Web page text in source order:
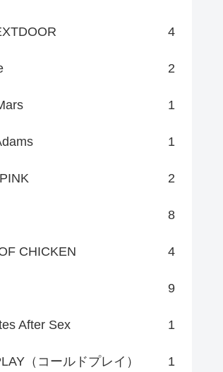
4
2
1
1
2
8
CHICKEN 4
9
After Sex 1
（コールドプレイ） 1